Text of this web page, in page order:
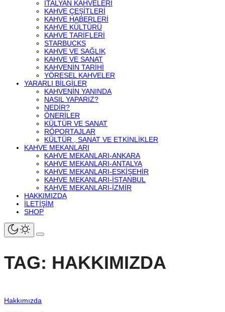
İTALYAN KAHVELERI
KAHVE ÇEŞITLERI
KAHVE HABERLERI
KAHVE KÜLTÜRÜ
KAHVE TARIFLERI
STARBUCKS
KAHVE VE SAĞLIK
KAHVE VE SANAT
KAHVENIN TARIHI
YÖRESEL KAHVELER
YARARLI BILGILER
KAHVENIN YANINDA
NASIL YAPARIZ?
NEDIR?
ÖNERILER
KÜLTÜR VE SANAT
RÖPORTAJLAR
KÜLTÜR , SANAT VE ETKINLIKLER
KAHVE MEKANLARI
KAHVE MEKANLARI-ANKARA
KAHVE MEKANLARI-ANTALYA
KAHVE MEKANLARI-ESKIŞEHIR
KAHVE MEKANLARI-İSTANBUL
KAHVE MEKANLARI-İZMIR
HAKKIMIZDA
İLETIŞIM
SHOP
TAG: HAKKIMIZDA
Hakkımızda